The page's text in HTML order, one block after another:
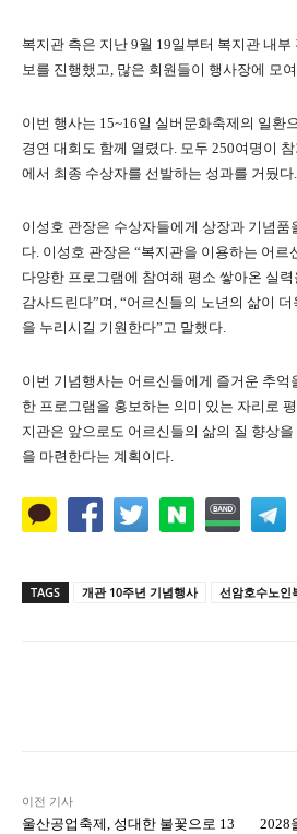
복지관 측은 지난 9월 19일부터 복지관 내
보를 진행했고, 많은 회원들이 행사장에 모
이번 행사는 15~16일 실버문화축제의 일환
경연 대회도 함께 열렸다. 모두 250여명이
에서 최종 수상자를 선발하는 성과를 거뒀다.
이성호 관장은 수상자들에게 상장과 기념품
다. 이성호 관장은 “복지관을 이용하는 어르
다양한 프로그램에 참여해 평소 쌓아온 실
감사드린다”며, “어르신들의 노년의 삶이
을 누리시길 기원한다”고 말했다.
이번 기념행사는 어르신들에게 즐거운 추억
한 프로그램을 홍보하는 의미 있는 자리로
지관은 앞으로도 어르신들의 삶의 질 향상
을 마련한다는 계획이다.
TAGS 개관 10주년 기념행사 선암호수노인
이전 기사
울산공업축제, 성대한 불꽃으로 13
2028